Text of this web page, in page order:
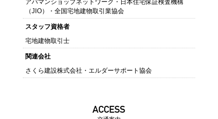
アパマンショップネットワーク・日本住宅保証検査機構
（JIO）・全国宅地建物取引業協会
スタッフ資格者
宅地建物取引士
関連会社
さくら建設株式会社・エルダーサポート協会
ACCESS